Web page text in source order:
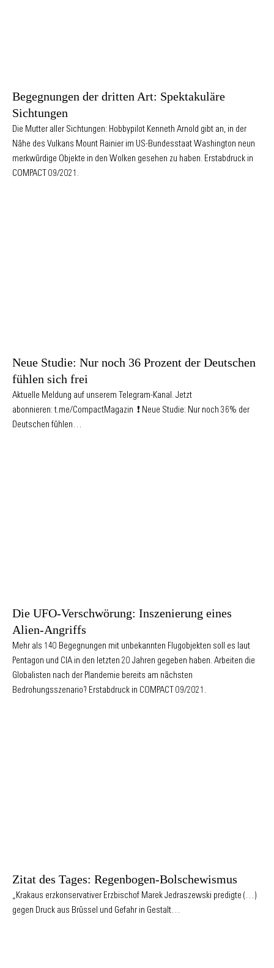
Begegnungen der dritten Art: Spektakuläre
Sichtungen
Die Mutter aller Sichtungen: Hobbypilot Kenneth Arnold gibt an, in der
Nähe des Vulkans Mount Rainier im US-Bundesstaat Washington neun
merkwürdige Objekte in den Wolken gesehen zu haben. Erstabdruck in
COMPACT 09/2021.
Neue Studie: Nur noch 36 Prozent der Deutschen
fühlen sich frei
Aktuelle Meldung auf unserem Telegram-Kanal. Jetzt
abonnieren: t.me/CompactMagazin ❗️ Neue Studie: Nur noch 36% der
Deutschen fühlen…
Die UFO-Verschwörung: Inszenierung eines
Alien-Angriffs
Mehr als 140 Begegnungen mit unbekannten Flugobjekten soll es laut
Pentagon und CIA in den letzten 20 Jahren gegeben haben. Arbeiten die
Globalisten nach der Plandemie bereits am nächsten
Bedrohungsszenario? Erstabdruck in COMPACT 09/2021.
Zitat des Tages: Regenbogen-Bolschewismus
„Krakaus erzkonservativer Erzbischof Marek Jedraszewski predigte (…)
gegen Druck aus Brüssel und Gefahr in Gestalt…